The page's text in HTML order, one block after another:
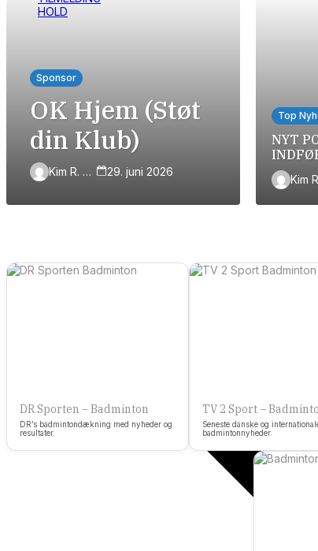
HOLD
Sponsor
OK Hjem (Støt
din Klub)
Kim R. Simonsen 29. juni 2026
Top
NYT
DR Sporten – Badminton
DR’s badmintondækning med nyheder og
resultater.
TV 2 Sport –
Seneste danske og
badmintonnyheder.